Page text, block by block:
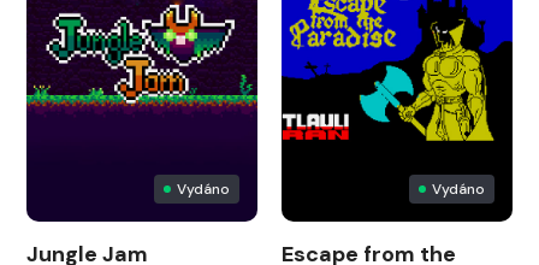
Vydáno
Jungle Jam
Vydáno
Escape from the